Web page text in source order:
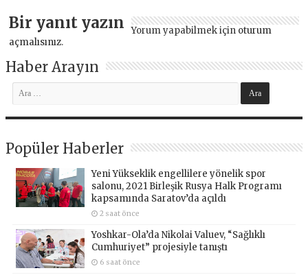
Bir yanıt yazın Yorum yapabilmek için oturum
açmalısınız.
Haber Arayın
Popüler Haberler
Yeni Yükseklik engellilere yönelik spor
salonu, 2021 Birleşik Rusya Halk Programı
kapsamında Saratov’da açıldı
2 saat önce
Yoshkar-Ola’da Nikolai Valuev, “Sağlıklı
Cumhuriyet” projesiyle tanıştı
6 saat önce